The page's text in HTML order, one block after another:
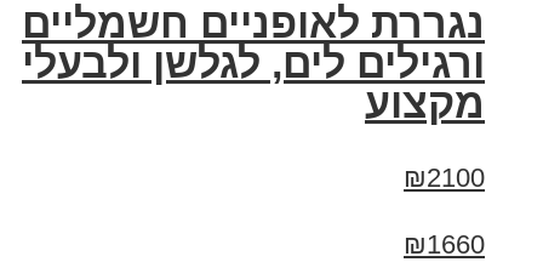
נגררת לאופניים חשמליים
ורגילים לים, לגלשן ולבעלי
מקצוע
₪2100
₪1660